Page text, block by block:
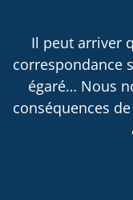
Il peut arriver
correspondance
égaré… Nous
conséquences